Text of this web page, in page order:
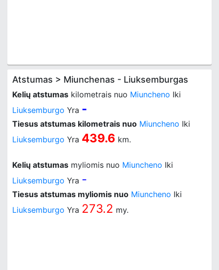
Atstumas > Miunchenas - Liuksemburgas
Kelių atstumas kilometrais nuo Miuncheno Iki
Liuksemburgo Yra -
Tiesus atstumas kilometrais nuo Miuncheno Iki
Liuksemburgo Yra 439.6 km.
Kelių atstumas myliomis nuo Miuncheno Iki
Liuksemburgo Yra -
Tiesus atstumas myliomis nuo Miuncheno Iki
Liuksemburgo Yra 273.2 my.